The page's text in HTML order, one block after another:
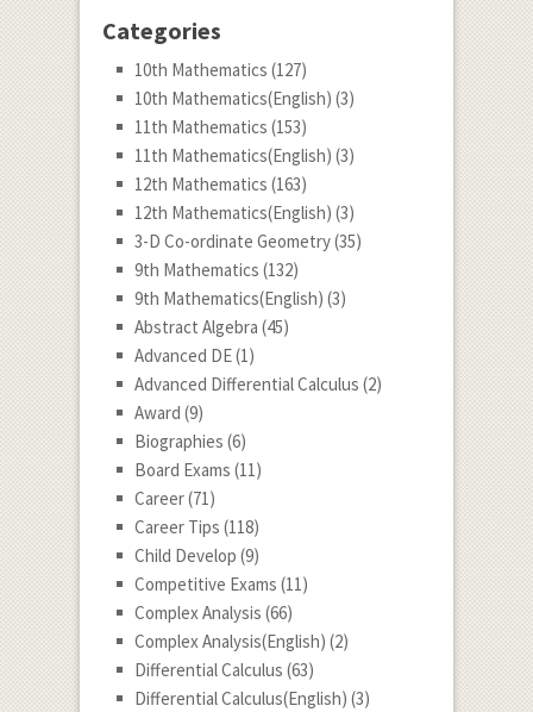
Categories
10th Mathematics (127)
10th Mathematics(English) (3)
11th Mathematics (153)
11th Mathematics(English) (3)
12th Mathematics (163)
12th Mathematics(English) (3)
3-D Co-ordinate Geometry(35)
9th Mathematics (132)
9th Mathematics(English) (3)
Abstract Algebra (45)
Advanced DE(1)
Advanced Differential Calculus (2)
Award (9)
Biographies (6)
Board Exams (11)
Career(71)
Career Tips (118)
Child Develop (9)
Competitive Exams (11)
Complex Analysis (66)
Complex Analysis(English) (2)
Differential Calculus (63)
Differential Calculus(English) (3)